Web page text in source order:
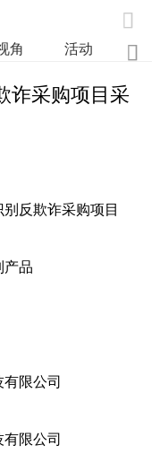

角 活动 业

诈采购项目采
反欺诈采购项目
品
限公司
限公司